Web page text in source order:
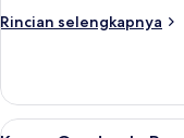
Rincian selengkapnya
Rincian
Kamar
Premium,
Lihat